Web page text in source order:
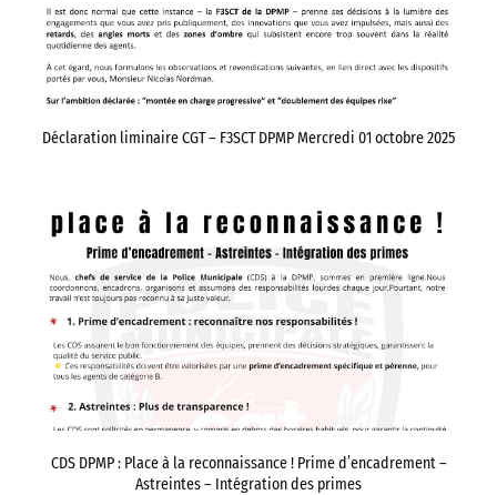
Déclaration liminaire CGT – F3SCT DPMP Mercredi 01 octobre 2025
CDS DPMP : Place à la reconnaissance ! Prime d’encadrement –
Astreintes – Intégration des primes